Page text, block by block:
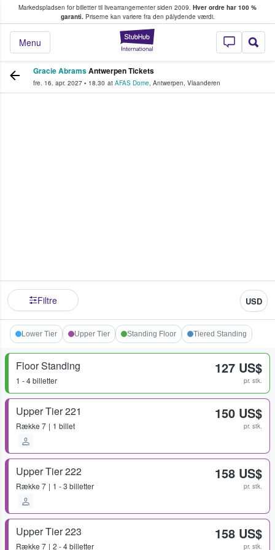
Markedspladsen for billetter til livearrangementer siden 2009. Hver ordre har 100 %
garanti.Priserne kan variere fra den pålydende værdi.
StubHub - Hvor
Menu
køber og sælger billetter
Gracie AbramsAntwerpen Tickets
fre. 16. apr. 2027 • 18.30 at AFAS Dome, Antwerpen, Vlaanderen
Filtre USD
Lower Tier Upper Tier Standing Floor Tiered Standing
Floor Standing
1 - 4 billetter
127 US$
pr. stk.
Upper Tier 221
Række 7 1 billet
150 US$
pr. stk.
Upper Tier 222
Række 7 1 - 3 billetter
158 US$
pr. stk.
Upper Tier 223
Række 7 2 - 4 billetter
158 US$
pr. stk.